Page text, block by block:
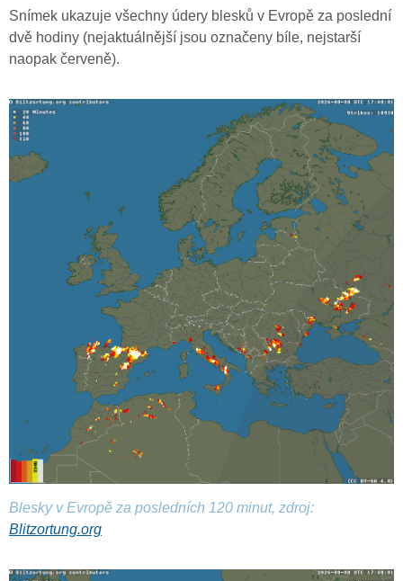
Snímek ukazuje všechny údery blesků v Evropě za poslední
dvě hodiny (nejaktuálnější jsou označeny bíle, nejstarší
naopak červeně).
Blesky v Evropě za posledních 120 minut, zdroj:
Blitzortung.org